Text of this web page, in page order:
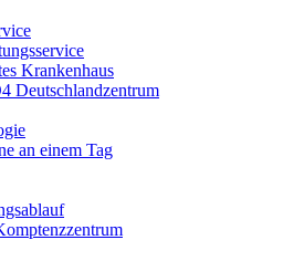
Krankenhaus
Deutschlandzentrum
an einem Tag